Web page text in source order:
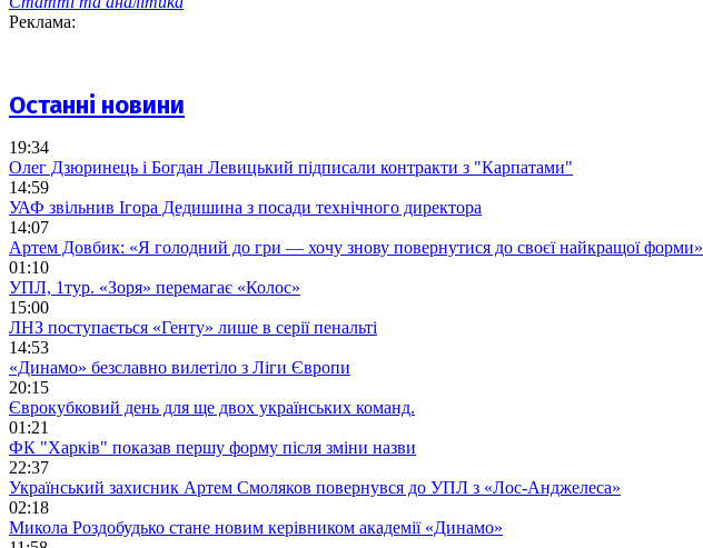
Реклама:
Останні новини
19:34
Олег Дзюринець і Богдан Левицький підписали контракти з "Карпатами"
14:59
УАФ звільнив Ігора Дедишина з посади технічного директора
14:07
Артем Довбик: «Я голодний до гри — хочу знову повернутися до своєї найкращої форми»
01:10
УПЛ, 1тур. «Зоря» перемагає «Колос»
15:00
ЛНЗ поступається «Генту» лише в серії пенальті
14:53
«Динамо» безславно вилетіло з Ліги Європи
20:15
Єврокубковий день для ще двох українських команд.
01:21
ФК "Харків" показав першу форму після зміни назви
22:37
Український захисник Артем Смоляков повернувся до УПЛ з «Лос-Анджелеса»
02:18
Микола Роздобудько стане новим керівником академії «Динамо»